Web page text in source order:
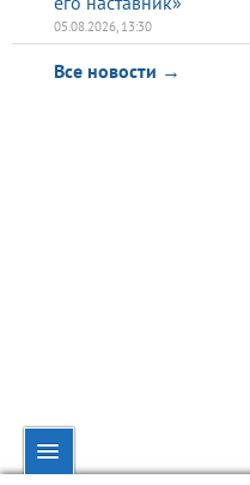
05.08.2026, 13:30
Все новости →